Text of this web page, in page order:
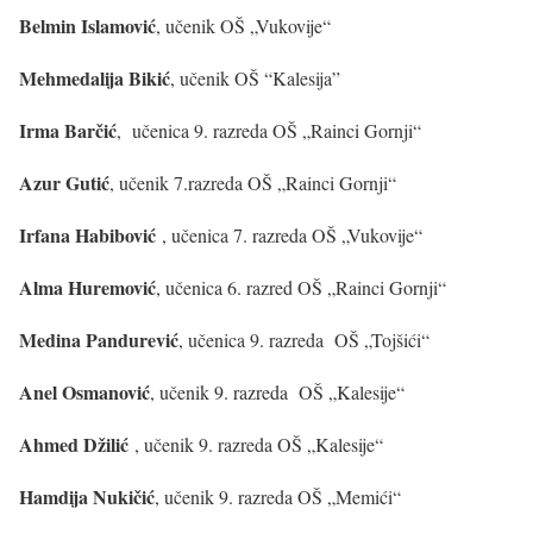
Belmin Islamović, učenik OŠ „Vukovije“
Mehmedalija Bikić, učenik OŠ “Kalesija”
Irma Barčić, učenica 9. razreda OŠ „Rainci Gornji“
Azur Gutić, učenik 7.razreda OŠ „Rainci Gornji“
Irfana Habibović , učenica 7. razreda OŠ „Vukovije“
Alma Huremović, učenica 6. razred OŠ „Rainci Gornji“
Medina Pandurević, učenica 9. razreda OŠ „Tojšići“
Anel Osmanović, učenik 9. razreda OŠ „Kalesije“
Ahmed Džilić , učenik 9. razreda OŠ „Kalesije“
Hamdija Nukičić, učenik 9. razreda OŠ „Memići“